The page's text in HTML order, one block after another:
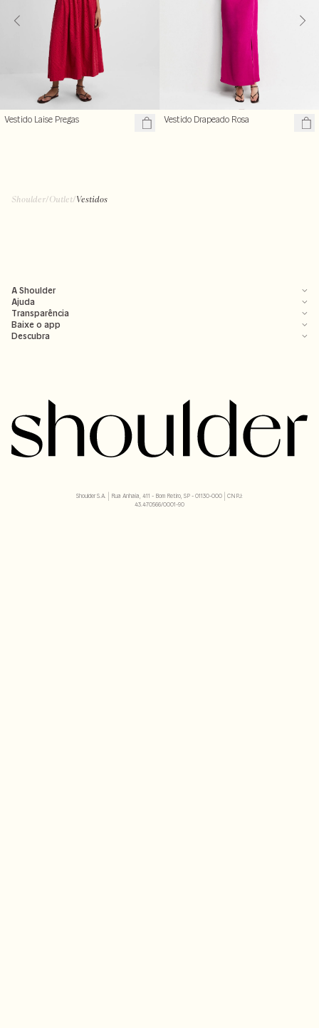
Vestido Laise Pregas Vestido Drapeado Rosa
Shoulder/Outlet/Vestidos
A Shoulder
Ajuda
Transparência
Baixe o app
Descubra
Shoulder S.A. | Rua Anhaia, 411 - Bom Retiro, SP - 01130-000 | CNPJ:
43.470566/0001-90